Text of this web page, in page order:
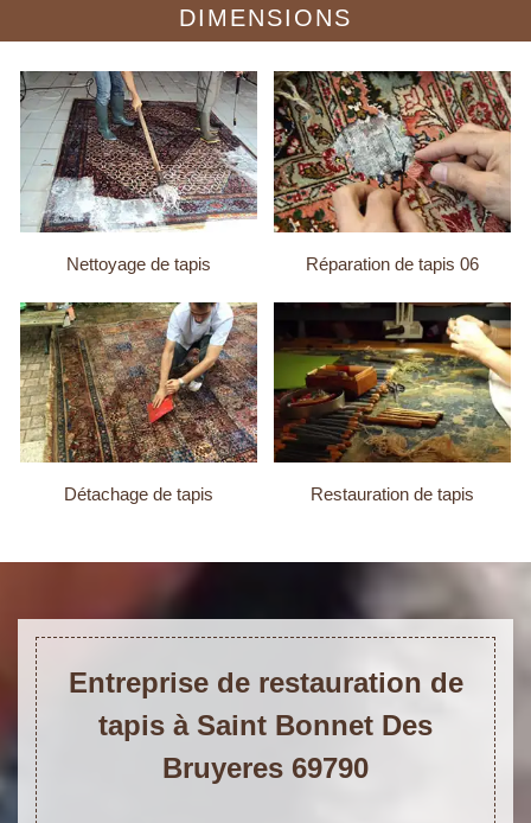
DIMENSIONS
Nettoyage de tapis Réparation de tapis 06
Détachage de tapis Restauration de tapis
Entreprise de restauration de
tapis à Saint Bonnet Des
Bruyeres 69790